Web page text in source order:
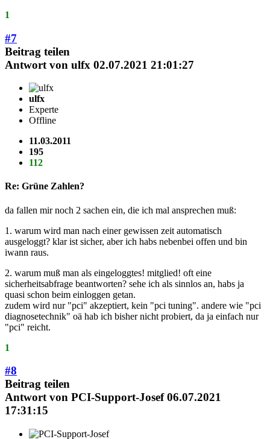
1
#7
Beitrag teilen
Antwort von ulfx 02.07.2021 21:01:27
ulfx
Experte
Offline
11.03.2011
195
112
Re: Grüne Zahlen?
da fallen mir noch 2 sachen ein, die ich mal ansprechen muß:
1. warum wird man nach einer gewissen zeit automatisch
ausgeloggt? klar ist sicher, aber ich habs nebenbei offen und bin
iwann raus.
2. warum muß man als eingeloggtes! mitglied! oft eine
sicherheitsabfrage beantworten? sehe ich als sinnlos an, habs ja
quasi schon beim einloggen getan.
zudem wird nur "pci" akzeptiert, kein "pci tuning". andere wie "pci
diagnosetechnik" oä hab ich bisher nicht probiert, da ja einfach nur
"pci" reicht.
1
#8
Beitrag teilen
Antwort von PCI-Support-Josef 06.07.2021
17:31:15